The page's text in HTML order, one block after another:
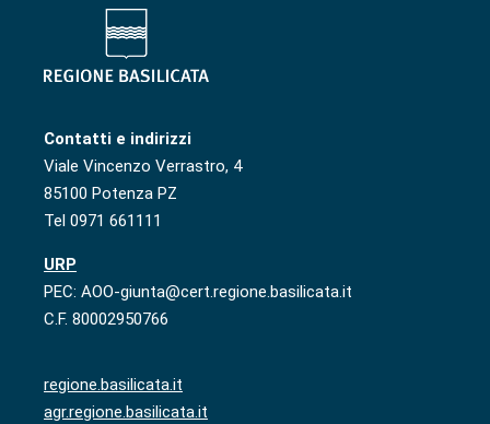
Contatti e indirizzi
Viale Vincenzo Verrastro, 4
85100 Potenza PZ
Tel 0971 661111
URP
PEC: AOO-giunta@cert.regione.basilicata.it
C.F. 80002950766
regione.basilicata.it
agr.regione.basilicata.it